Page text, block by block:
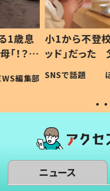
歳息
？」
編集部
小1から不登校
ッド」だった
作り続ける理
#令和の子
SNSで話題
ニュース